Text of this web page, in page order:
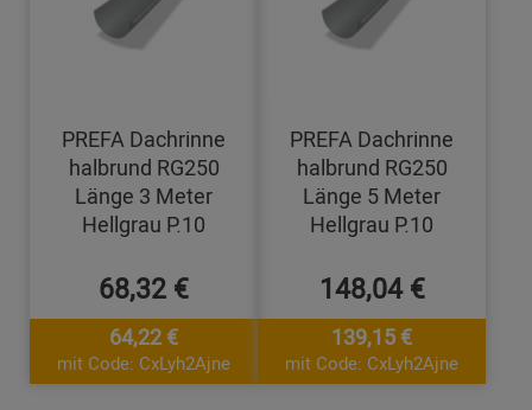
PREFA Dachrinne
halbrund RG250
Länge 3 Meter
Hellgrau P.10
68,32 €
64,22 €
mit Code: CxLyh2Ajne
PREFA Dachrinne
halbrund RG250
Länge 5 Meter
Hellgrau P.10
148,04 €
139,15 €
mit Code: CxLyh2Ajne